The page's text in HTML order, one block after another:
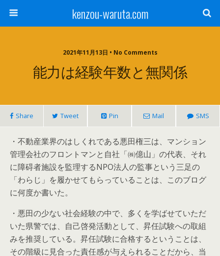
kenzou-waruta.com
2021年11月13日 • No Comments
能力は経験年数と無関係
Share Tweet Pin Mail SMS
・不動産業界のはしくれである悪田権三は、マンション
管理会社のフロントマンと自社「㈱億山」の代表、それ
に障碍者施設を監理するNPO法人の監事という三足の
「わらじ」を履かせてもらっていることは、このブログ
に何度か書いた。
・悪田の少ない社会経験の中で、多くを学ばせていただ
いた県警では、自己啓発活動として、昇任試験への取組
みを推奨している。昇任試験に合格するということは、
その階級に見合った責任感が与えられることだから、当